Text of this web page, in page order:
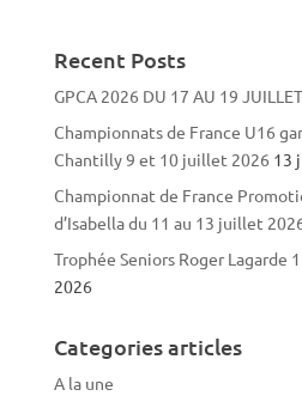
Recent Posts
GPCA 2026 DU 17 AU 19
Championnats de France U16
Chantilly 9 et 10 juillet 2026 13
Championnat de France
d’Isabella du 11 au 13 juillet
Trophée Seniors Roger Lagarde
2026
Categories articles
A la une